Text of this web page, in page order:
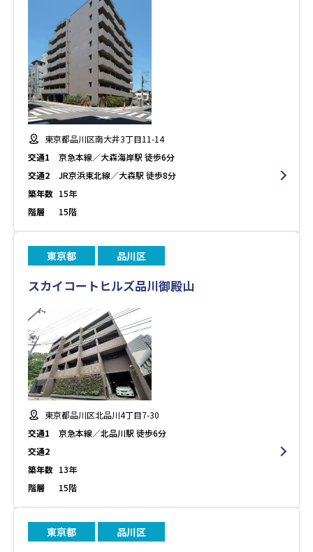
東京都品川区南大井3丁目11-14
交通1
京急本線／大森海岸駅 徒歩6分
交通2
JR京浜東北線／大森駅 徒歩8分
築年数 15年
階層
15階
東京都 品川区
スカイコートヒルズ品川御殿山
東京都品川区北品川4丁目7-30
交通1
京急本線／北品川駅 徒歩6分
交通2
築年数 13年
階層
15階
東京都 品川区